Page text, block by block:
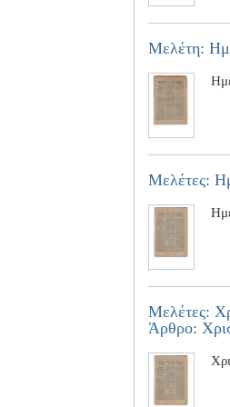
Μελέτη:
Μελέτες:
Μελέτες:
Άρθρο: